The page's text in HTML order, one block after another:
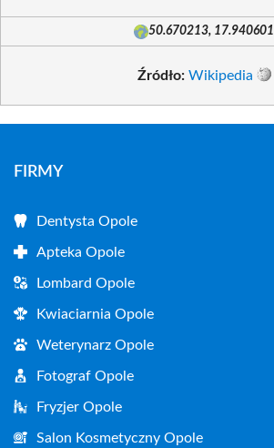
50.670213, 17.940601
Źródło: Wikipedia
FIRMY
Dentysta Opole
Apteka Opole
Lombard Opole
Kwiaciarnia Opole
Weterynarz Opole
Fotograf Opole
Fryzjer Opole
Salon Kosmetyczny Opole